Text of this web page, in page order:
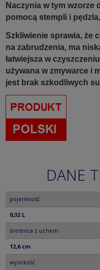
Naczynia w tym wzorze
pomocą stempli i
Szkliwienie sprawia, że
na zabrudzenia, ma
łatwiejsza w
używana w zmywarce i
jest brak szkodliwych
DANE
pojemność
0,32 L
średnica z uchem
12,6 cm
wysokość